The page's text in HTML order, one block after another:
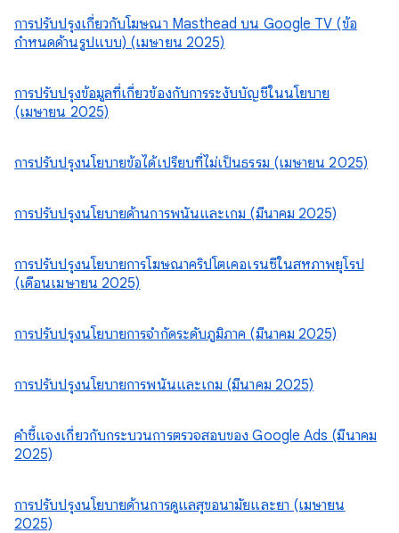
การปรับปรุงเกี่ยวกับโฆษณา Masthead บน Google TV (ข้อ
กำหนดด้านรูปแบบ) (เมษายน 2025)
การปรับปรุงข้อมูลที่เกี่ยวข้องกับการระงับบัญชีในนโยบาย
(เมษายน 2025)
การปรับปรุงนโยบายข้อได้เปรียบที่ไม่เป็นธรรม (เมษายน 2025)
การปรับปรุงนโยบายด้านการพนันและเกม (มีนาคม 2025)
การปรับปรุงนโยบายการโฆษณาคริปโตเคอเรนซีในสหภาพยุโรป
(เดือนเมษายน 2025)
การปรับปรุงนโยบายการจำกัดระดับภูมิภาค (มีนาคม 2025)
การปรับปรุงนโยบายการพนันและเกม (มีนาคม 2025)
คำชี้แจงเกี่ยวกับกระบวนการตรวจสอบของ Google Ads (มีนาคม
2025)
การปรับปรุงนโยบายด้านการดูแลสุขอนามัยและยา (เมษายน
2025)